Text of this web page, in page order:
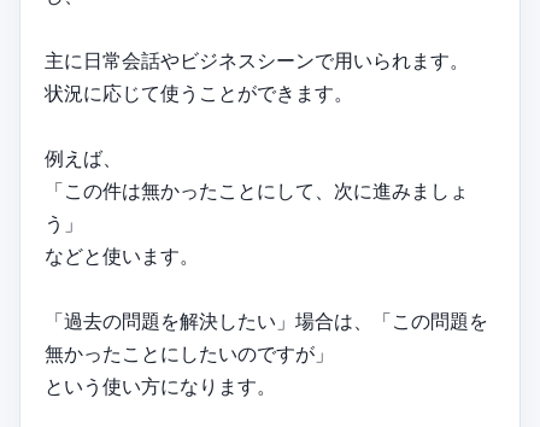
主に日常会話やビジネスシーンで用いられます。
状況に応じて使うことができます。
例えば、
「この件は無かったことにして、次に進みましょ
う」
などと使います。
「過去の問題を解決したい」場合は、「この問題を
無かったことにしたいのですが」
という使い方になります。